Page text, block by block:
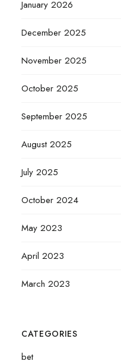
January 2026
December 2025
November 2025
October 2025
September 2025
August 2025
July 2025
October 2024
May 2023
April 2023
March 2023
CATEGORIES
bet